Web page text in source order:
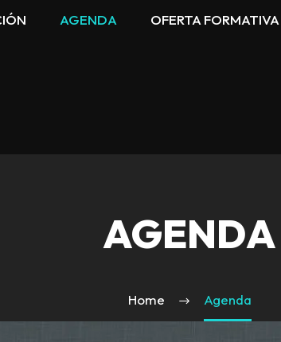
AGENDA OFERTA FORMATIVA
AGENDA
Home Agenda